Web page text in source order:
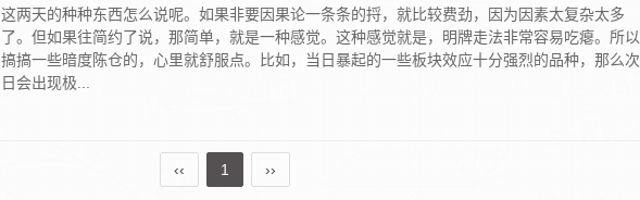
这两天的种种东西怎么说呢。如果非要因果论一条条的捋，就比较费劲，因为因素太复杂太多
了。但如果往简约了说，那简单，就是一种感觉。这种感觉就是，明牌走法非常容易吃瘪。所以
搞搞一些暗度陈仓的，心里就舒服点。比如，当日暴起的一些板块效应十分强烈的品种，那么次
日会出现极...
‹‹ 1 ››